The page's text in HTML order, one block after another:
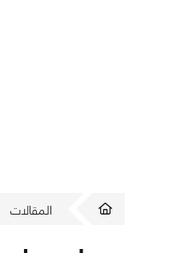
المقالات